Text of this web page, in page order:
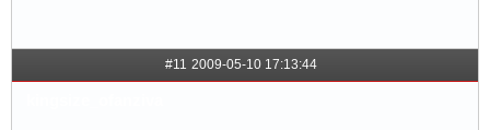
#11 2009-05-10 17:13:44